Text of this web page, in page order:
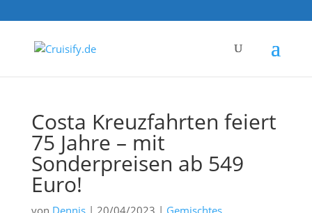
Costa Kreuzfahrten feiert
75 Jahre – mit
Sonderpreisen ab 549
Euro!
von Dennis| 20/04/2023 | Gemischtes